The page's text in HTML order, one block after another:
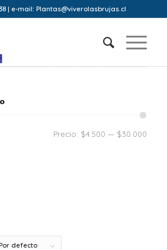
| e-mail: Plantas@viverolasbrujas.cl
defecto
Precio: $4.500 — $30.000